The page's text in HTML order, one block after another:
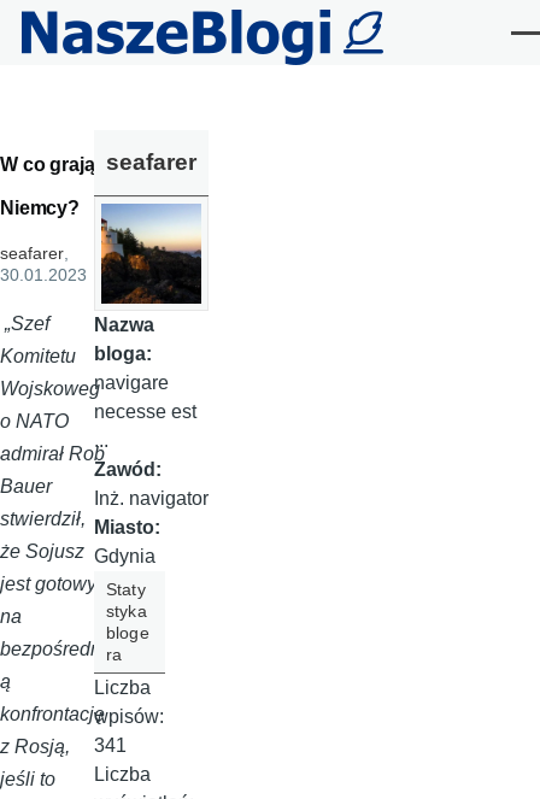
Przejdź do treści
W co grają
Niemcy?
seafarer,
30.01.2023
„Szef
Komitetu
Wojskoweg
o NATO
admirał Rob
Bauer
stwierdził,
że Sojusz
jest gotowy
na
bezpośredni
ą
konfrontację
z Rosją,
jeśli to
seafarer
Nazwa
bloga:
navigare
necesse est
...
Zawód:
Inż. navigator
Miasto:
Gdynia
Staty
styka
bloge
ra
Liczba
wpisów:
341
Liczba